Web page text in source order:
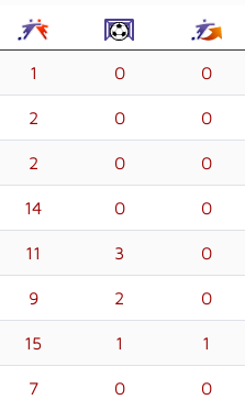
1 0 0
2 0 0
2 0 0
14 0 0
11 3 0
9 2 0
15 1 1
7 0 0